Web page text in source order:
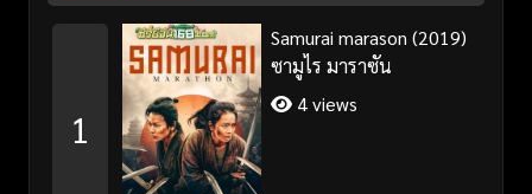
1
Samurai marason (2019)
ซามูไร มาราซัน
4 views